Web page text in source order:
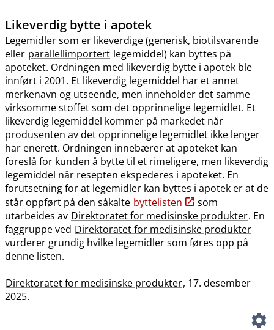
Likeverdig bytte i apotek
Legemidler som er likeverdige (generisk, biotilsvarende
eller parallellimportert legemiddel) kan byttes på
apoteket. Ordningen med likeverdig bytte i apotek ble
innført i 2001. Et likeverdig legemiddel har et annet
merkenavn og utseende, men inneholder det samme
virksomme stoffet som det opprinnelige legemidlet. Et
likeverdig legemiddel kommer på markedet når
produsenten av det opprinnelige legemidlet ikke lenger
har enerett. Ordningen innebærer at apoteket kan
foreslå for kunden å bytte til et rimeligere, men likeverdig
legemiddel når resepten ekspederes i apoteket. En
forutsetning for at legemidler kan byttes i apotek er at de
står oppført på den såkalte byttelisten
som
utarbeides av Direktoratet for medisinske produkter. En
faggruppe ved Direktoratet for medisinske produkter
vurderer grundig hvilke legemidler som føres opp på
denne listen.
Direktoratet for medisinske produkter, 17. desember
2025.